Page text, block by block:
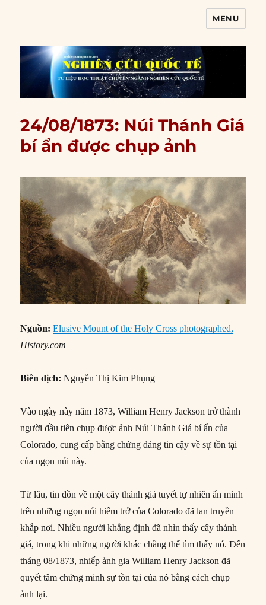
MENU
24/08/1873: Núi Thánh Giá
bí ẩn được chụp ảnh
Nguồn:Elusive Mount of the Holy Cross photographed,
History.com
Biên dịch: Nguyễn Thị Kim Phụng
Vào ngày này năm 1873, William Henry Jackson trở thành
người đầu tiên chụp được ảnh Núi Thánh Giá bí ẩn của
Colorado, cung cấp bằng chứng đáng tin cậy về sự tồn tại
của ngọn núi này.
Từ lâu, tin đồn về một cây thánh giá tuyết tự nhiên ẩn mình
trên những ngọn núi hiểm trở của Colorado đã lan truyền
khắp nơi. Nhiều người khẳng định đã nhìn thấy cây thánh
giá, trong khi những người khác chẳng thể tìm thấy nó. Đến
tháng 08/1873, nhiếp ảnh gia William Henry Jackson đã
quyết tâm chứng minh sự tồn tại của nó bằng cách chụp
ảnh lại.